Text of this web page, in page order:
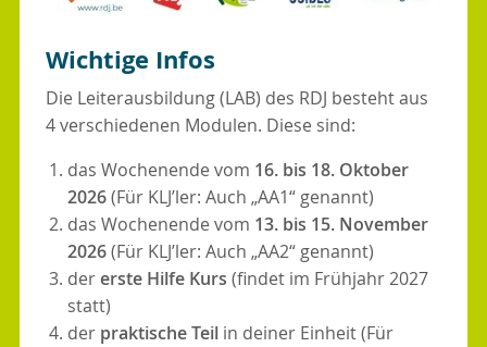
Wichtige Infos
Die Leiterausbildung (LAB) des RDJ besteht aus
4 verschiedenen Modulen. Diese sind:
das Wochenende vom 16. bis 18. Oktober
2026(Für KLJ’ler: Auch „AA1“ genannt)
das Wochenende vom 13. bis 15. November
2026(Für KLJ’ler: Auch „AA2“ genannt)
dererste Hilfe Kurs (findet im Frühjahr 2027
statt)
der praktische Teilin deiner Einheit (Für